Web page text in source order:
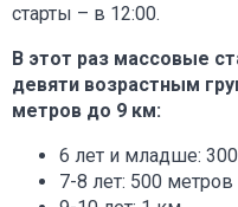
старты – в 12:00.
В этот раз массовые
девяти возрастным
метров до 9 км:
6 лет и младше:
7-8 лет: 500 метров